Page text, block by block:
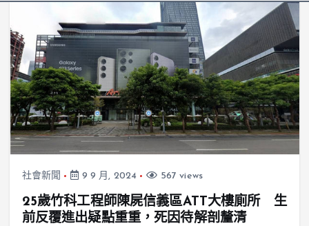
社會新聞 9 9 月, 2024 567 views
25歲竹科工程師陳屍信義區ATT大樓廁所 生
前反覆進出疑點重重，死因待解剖釐清